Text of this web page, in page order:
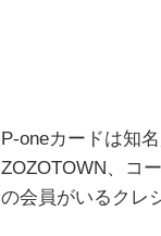
P-oneカードは知
ZOZOTOWN、コ
の会員がいるクレ